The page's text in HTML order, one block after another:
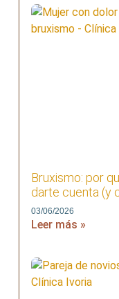
Bruxismo: por
darte cuenta (y
03/06/2026
Leer más »